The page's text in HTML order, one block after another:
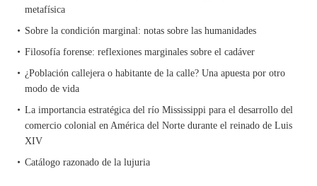
metafísica
Sobre la condición marginal: notas sobre las humanidades
Filosofía forense: reflexiones marginales sobre el cadáver
¿Población callejera o habitante de la calle? Una apuesta por otro
modo de vida
La importancia estratégica del río Mississippi para el desarrollo del
comercio colonial en América del Norte durante el reinado de Luis
XIV
Catálogo razonado de la lujuria